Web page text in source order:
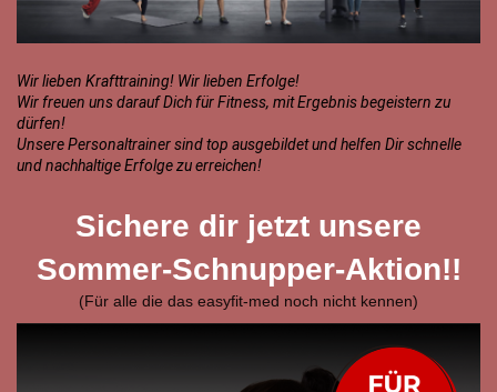
Wir lieben Krafttraining! Wir lieben Erfolge!
Wir freuen uns darauf Dich für Fitness, mit Ergebnis begeistern zu
dürfen!
Unsere Personaltrainer sind top ausgebildet und helfen Dir schnelle
und nachhaltige Erfolge zu erreichen!
Sichere dir jetzt unsere
Sommer-Schnupper-Aktion!!
(Für alle die das easyfit-med noch nicht kennen)